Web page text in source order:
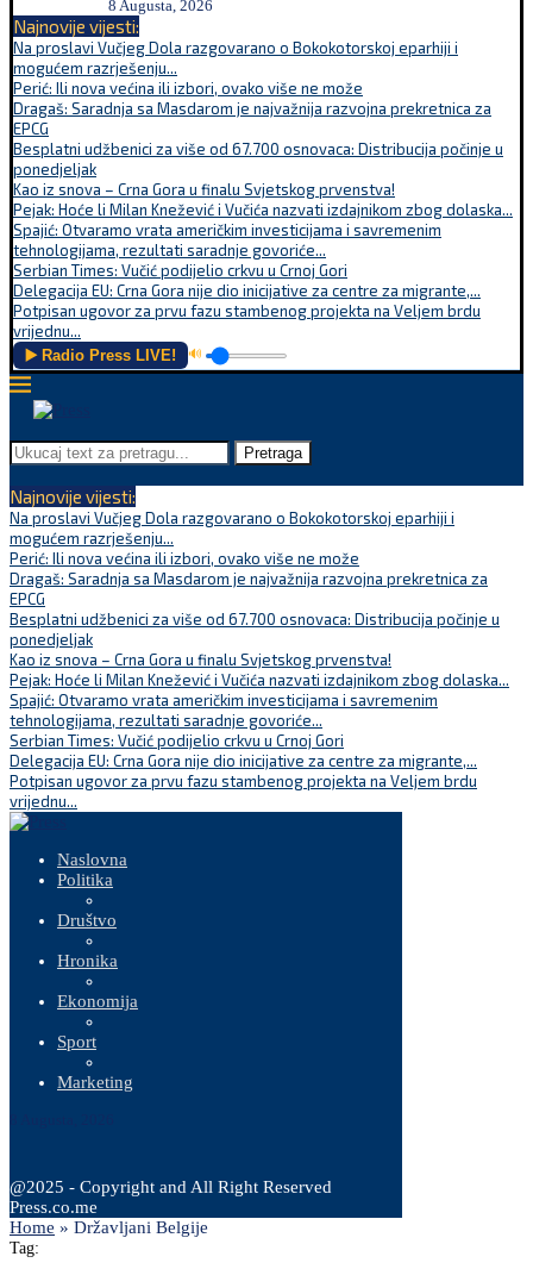
8 Augusta, 2026
Najnovije vijesti:
Na proslavi Vučjeg Dola razgovarano o Bokokotorskoj eparhiji i
mogućem razrješenju...
Perić: Ili nova većina ili izbori, ovako više ne može
Dragaš: Saradnja sa Masdarom je najvažnija razvojna prekretnica za
EPCG
Besplatni udžbenici za više od 67.700 osnovaca: Distribucija počinje u
ponedjeljak
Kao iz snova – Crna Gora u finalu Svjetskog prvenstva!
Pejak: Hoće li Milan Knežević i Vučića nazvati izdajnikom zbog dolaska...
Spajić: Otvaramo vrata američkim investicijama i savremenim
tehnologijama, rezultati saradnje govoriće...
Serbian Times: Vučić podijelio crkvu u Crnoj Gori
Delegacija EU: Crna Gora nije dio inicijative za centre za migrante,...
Potpisan ugovor za prvu fazu stambenog projekta na Veljem brdu
vrijednu...
▶️ Radio Press LIVE! 🔊
Pretraga
Najnovije vijesti:
Na proslavi Vučjeg Dola razgovarano o Bokokotorskoj eparhiji i
mogućem razrješenju...
Perić: Ili nova većina ili izbori, ovako više ne može
Dragaš: Saradnja sa Masdarom je najvažnija razvojna prekretnica za
EPCG
Besplatni udžbenici za više od 67.700 osnovaca: Distribucija počinje u
ponedjeljak
Kao iz snova – Crna Gora u finalu Svjetskog prvenstva!
Pejak: Hoće li Milan Knežević i Vučića nazvati izdajnikom zbog dolaska...
Spajić: Otvaramo vrata američkim investicijama i savremenim
tehnologijama, rezultati saradnje govoriće...
Serbian Times: Vučić podijelio crkvu u Crnoj Gori
Delegacija EU: Crna Gora nije dio inicijative za centre za migrante,...
Potpisan ugovor za prvu fazu stambenog projekta na Veljem brdu
vrijednu...
Naslovna
Politika
Društvo
Hronika
Ekonomija
Sport
Marketing
@2025 - Copyright and All Right Reserved
Press.co.me
Home » Državljani Belgije
Tag: